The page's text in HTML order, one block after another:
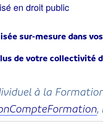
en droit public
sur-mesure dans
de votre collectivité
à la Formation
,